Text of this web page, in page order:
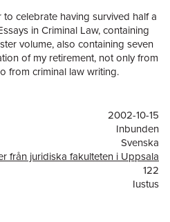
celebrate having survived half a
in Criminal Law, containing
volume, also containing seven
of my retirement, not only from
from criminal law writing.
In Chapter 6 a few paragraphs
have been deleted. In
postscripts.
2002-10-15
Inbunden
Svenska
från juridiska fakulteten i Uppsala
122
Iustus